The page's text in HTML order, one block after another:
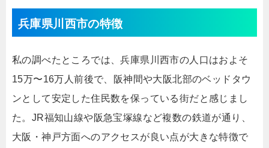
兵庫県川西市の特徴
私の調べたところでは、兵庫県川西市の人口はおよそ
15万〜16万人前後で、阪神間や大阪北部のベッドタウ
ンとして安定した住民数を保っている街だと感じまし
た。JR福知山線や阪急宝塚線など複数の鉄道が通り、
大阪・神戸方面へのアクセスが良い点が大きな特徴で